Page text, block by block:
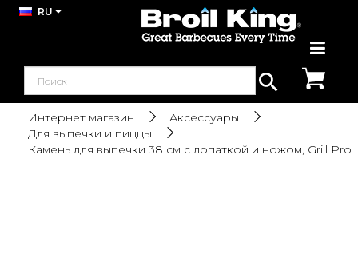
RU
Интернет магазин
Аксессуары
Для выпечки и пиццы
Камень для выпечки 38 см с лопаткой и ножом, Grill Pro